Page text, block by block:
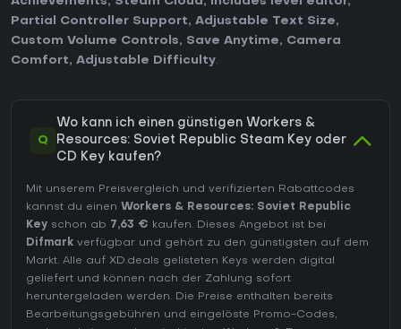
Partial Controller Support, Adjustable Text Size,
Custom Volume Controls, Save Anytime, Camera
Comfort, Adjustable Difficulty.
Q
Wo kann ich einen günstigen Workers &
Resources: Soviet Republic Steam Key oder
CD Key kaufen?
Mit unserem Preisvergleich und verifizierten Rabattcodes
kannst du einen Workers & Resources: Soviet Republic
Key schon ab 7,63 € kaufen. Dieses Angebot ist bei
Difmark verfügbar und gehört zu den günstigsten auf dem
Markt. Alle auf XD.deals gelisteten Keys werden digital
geliefert und können nach der Zahlung sofort
heruntergeladen werden. Die Preise enthalten bereits
Bearbeitungsgebühren und eingelöste Promo-Codes,